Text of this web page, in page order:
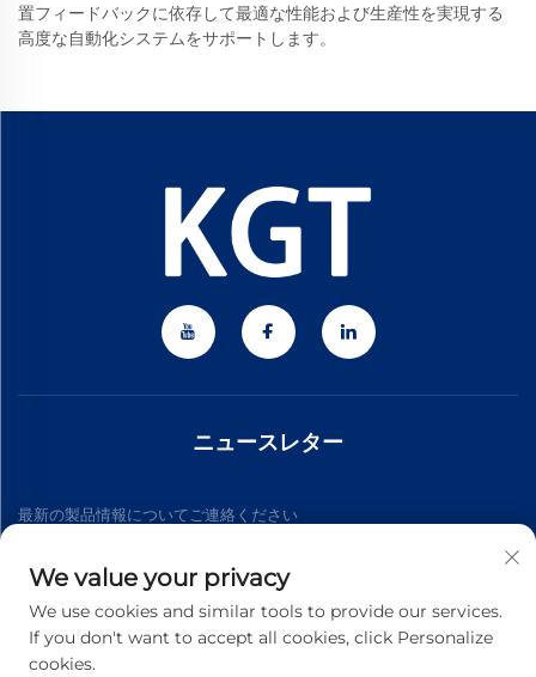
置フィードバックに依存して最適な性能および生産性を実現する
高度な自動化システムをサポートします。
ニュースレター
最新の製品情報についてご連絡ください
We value your privacy
We use cookies and similar tools to provide our services.
If you don't want to accept all cookies, click Personalize
cookies.